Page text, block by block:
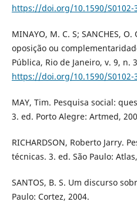
https://doi.org/10.1590/S0102-
MINAYO, M. C. S; SANCHES,
oposição ou
Pública, Rio de Janeiro, v. 9, n.
https://doi.org/10.1590/S0102-
MAY, Tim. Pesquisa social:
3. ed. Porto Alegre: Artmed,
RICHARDSON, Roberto Jarry.
técnicas. 3. ed. São Paulo:
SANTOS, B. S. Um discurso
Paulo: Cortez, 2004.